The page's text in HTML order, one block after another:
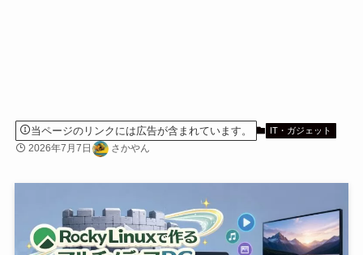
当ページのリンクには広告が含まれています。 IT・ガジェット
2026年7月7日 さかやん